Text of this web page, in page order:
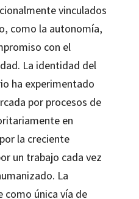
vinculados
como la autonomía,
con el
La identidad del
ha experimentado
por procesos de
en
la creciente
un trabajo cada vez
La
como única vía de